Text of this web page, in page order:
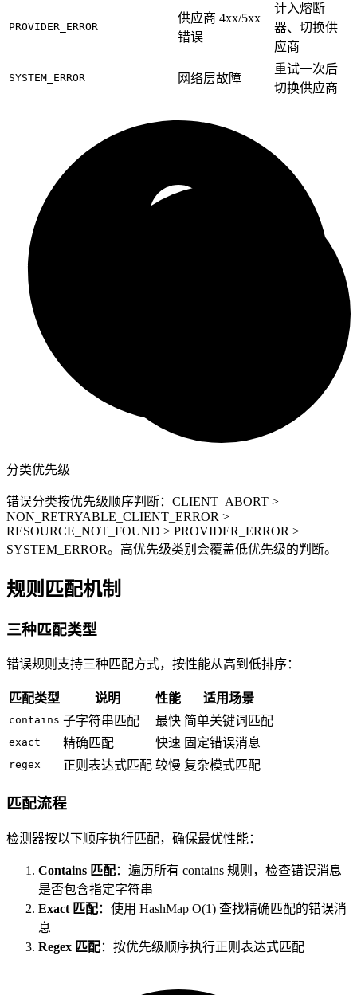
PROVIDER_ERROR
供应商 4xx/5xx
错误
计入熔断
器、切换供
应商
SYSTEM_ERROR 网络层故障
重试一次后
切换供应商
分类优先级
错误分类按优先级顺序判断：CLIENT_ABORT >
NON_RETRYABLE_CLIENT_ERROR >
RESOURCE_NOT_FOUND > PROVIDER_ERROR >
SYSTEM_ERROR。高优先级类别会覆盖低优先级的判断。
规则匹配机制
三种匹配类型
错误规则支持三种匹配方式，按性能从高到低排序：
匹配类型 说明 性能 适用场景
contains 子字符串匹配 最快 简单关键词匹配
exact 精确匹配 快速 固定错误消息
regex 正则表达式匹配 较慢 复杂模式匹配
匹配流程
检测器按以下顺序执行匹配，确保最优性能：
Contains 匹配：遍历所有 contains 规则，检查错误消息
是否包含指定字符串
Exact 匹配：使用 HashMap O(1) 查找精确匹配的错误消
息
Regex 匹配：按优先级顺序执行正则表达式匹配